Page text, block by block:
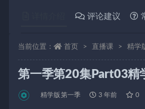
评论建议
当前位置： 首页 直播课 精学
第一季第20集Part03精
精学版第一季 3 年前 0